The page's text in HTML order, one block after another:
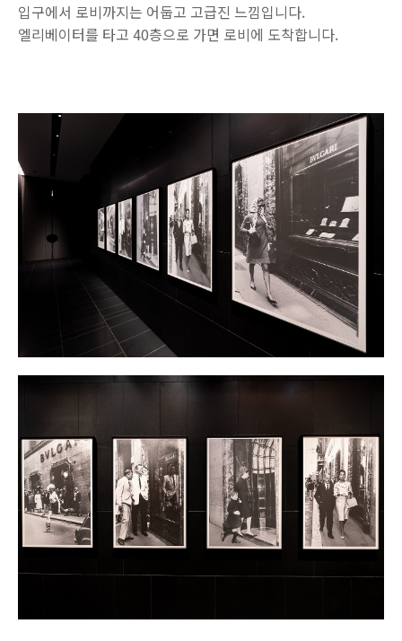
입구에서 로비까지는 어둡고 고급진 느낌입니다.
엘리베이터를 타고 40층으로 가면 로비에 도착합니다.